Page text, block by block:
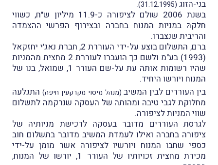
בני-הזוג (31.12.1995)
.
בשנת 2006 שולם לציפורה כ-11.9 מיליון ש"ח, כשווי
חלקהּ במניות המנוח בחברה ובצירוף הפרשי ההצמדה
והריבית שנצברו.
ברם, התשלום בוצע על-ידי העוררת 2, חברת נאג'י יחזקאל
(1993) בע"מ ולשם כך הועברו לעוררת 2 מחצית מהמניות
שהיו רשומות אותה עת על-שם העורר 1, שמואל, בנו של
המנוח ויורשו היחיד.
בין העוררים לבין המשיב (מנהל מיסוי מקרקעין חיפה) התגלעה
מחלוקת לגבי טיבה ומהותה של העִסקה שנרקמה לתשלום
שווי המניות לציפורה.
לגרסת העוררים מדובר בעסקה לרכישת מניותיה של
ציפורה בחברה ואילו לעמדת המשיב מדובר בתשלום חוב
כספי שחבו המנוח ויורשיו לציפורה אשר מומן על-ידי
מכירת מחצית זכויותיו של העורר 1, יורשו של המנוח,